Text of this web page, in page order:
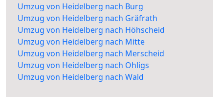
Umzug von Heidelberg nach Burg
Umzug von Heidelberg nach Gräfrath
Umzug von Heidelberg nach Höhscheid
Umzug von Heidelberg nach Mitte
Umzug von Heidelberg nach Merscheid
Umzug von Heidelberg nach Ohligs
Umzug von Heidelberg nach Wald